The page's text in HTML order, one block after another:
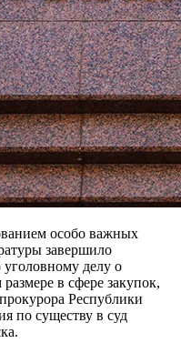
особо важных
завершило
уголовному делу о
в сфере закупок,
Республики
по существу в суд